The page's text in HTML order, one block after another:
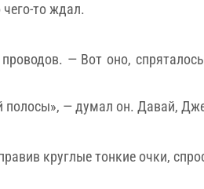
то ждал.
— Вот оно,
полосы», — думал он. Давай,
круглые тонкие очки,